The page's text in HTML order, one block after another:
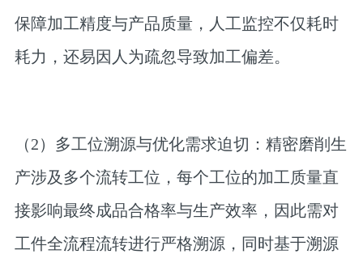
保障加工精度与产品质量，人工监控不仅耗时
耗力，还易因人为疏忽导致加工偏差。
（2）多工位溯源与优化需求迫切： 精密磨削生
产涉及多个流转工位，每个工位的加工质量直
接影响最终成品合格率与生产效率，因此需对
工件全流程流转进行严格溯源，同时基于溯源